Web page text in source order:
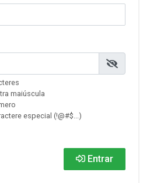
maiúscula
especial (!@#$...)
Entrar